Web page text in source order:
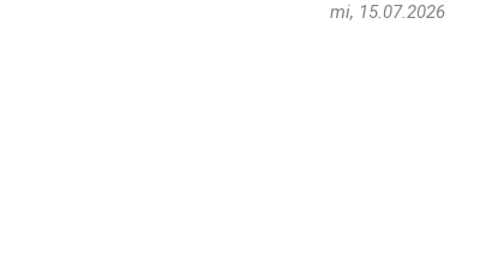
mi, 15.07.2026